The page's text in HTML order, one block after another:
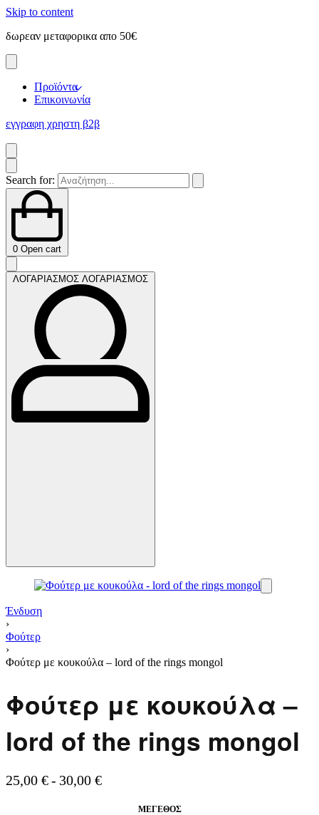
Skip to content
δωρεαν μεταφορικα απο 50€
Προϊόντα
Επικοινωνία
εγγραφη χρηστη β2β
Search for:
0 Open cart
ΛΟΓΑΡΙΑΣΜΟΣ ΛΟΓΑΡΙΑΣΜΟΣ
Ένδυση
›
Φούτερ
›
Φούτερ με κουκούλα – lord of the rings mongol
Φούτερ με κουκούλα –
lord of the rings mongol
25,00 € 30,00 €
ΜΈΓΕΘΟΣ